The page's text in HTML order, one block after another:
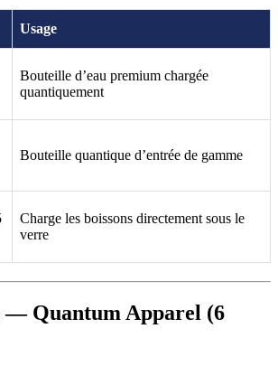
Usage
Bouteille d’eau premium chargée
quantiquement
Bouteille quantique d’entrée de gamme
Charge les boissons directement sous le
verre
— Quantum Apparel (6